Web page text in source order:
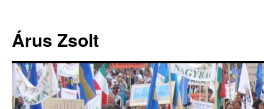
Árus Zsolt